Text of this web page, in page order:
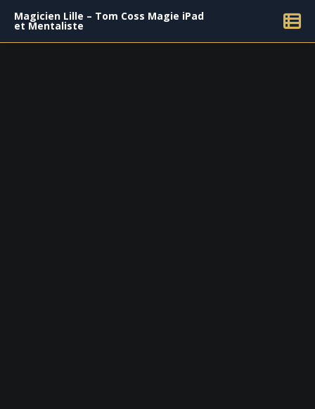
Magicien Lille – Tom Coss Magie iPad
et Mentaliste